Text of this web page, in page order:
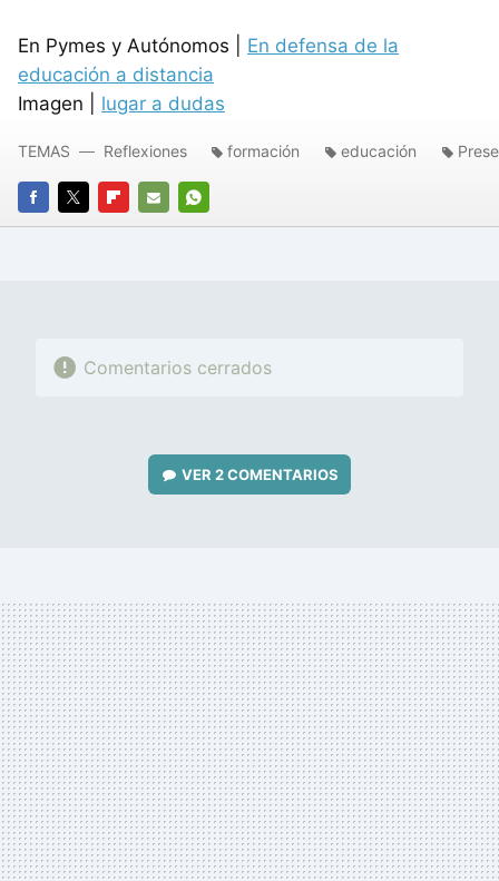
En Pymes y Autónomos | En defensa de la
educación a distancia
Imagen | lugar a dudas
FACEBOOK
TWITTERFLIPBOARD
E-
WHATSAPP
TEMAS Reflexiones formación educación
Comentarios cerrados
VER2 COMENTARIOS